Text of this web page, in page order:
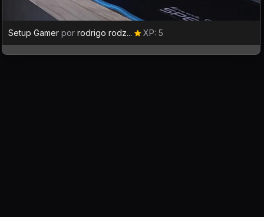
Setup Gamer por rodrigo rodz... XP: 5